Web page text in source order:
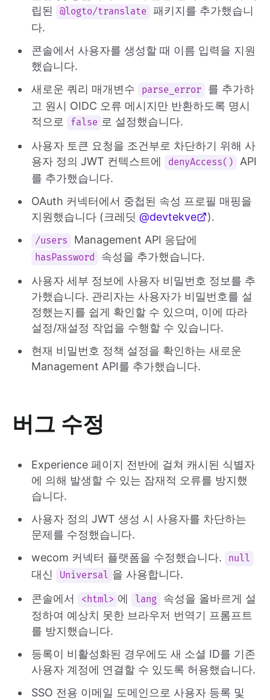
립된
@logto/translate 패키지를 추가했습니
다.
콘솔에서 사용자를 생성할 때 이름 입력을 지원
했습니다.
새로운 쿼리 매개변수
parse_error
를 추가하
고 원시 OIDC 오류 메시지만 반환하도록 명시
적으로
false 로 설정했습니다.
사용자 토큰 요청을 조건부로 차단하기 위해 사
용자 정의 JWT 컨텍스트에
denyAccess()
API
를 추가했습니다.
OAuth 커넥터에서 중첩된 속성 프로필 매핑을
지원했습니다 (크레딧 @devtekve ).
/users Management API 응답에
hasPassword
속성을 추가했습니다.
사용자 세부 정보에 사용자 비밀번호 정보를 추
가했습니다. 관리자는 사용자가 비밀번호를 설
정했는지를 쉽게 확인할 수 있으며, 이에 따라
설정/재설정 작업을 수행할 수 있습니다.
현재 비밀번호 정책 설정을 확인하는 새로운
Management API를 추가했습니다.
버그 수정
Experience 페이지 전반에 걸쳐 캐시된 식별자
에 의해 발생할 수 있는 잠재적 오류를 방지했
습니다.
사용자 정의 JWT 생성 시 사용자를 차단하는
문제를 수정했습니다.
wecom 커넥터 플랫폼을 수정했습니다.
null
대신 Universal 을 사용합니다.
콘솔에서
<html> 에 lang
속성을 올바르게 설
정하여 예상치 못한 브라우저 번역기 프롬프트
를 방지했습니다.
등록이 비활성화된 경우에도 새 소셜 ID를 기존
사용자 계정에 연결할 수 있도록 허용했습니다.
SSO 전용 이메일 도메인으로 사용자 등록 및